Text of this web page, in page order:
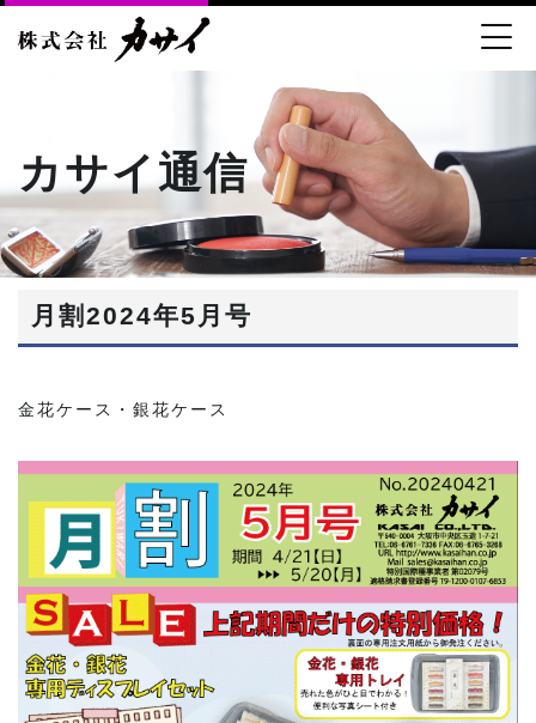
カサイ通信
月割2024年5月号
金花ケース・銀花ケース